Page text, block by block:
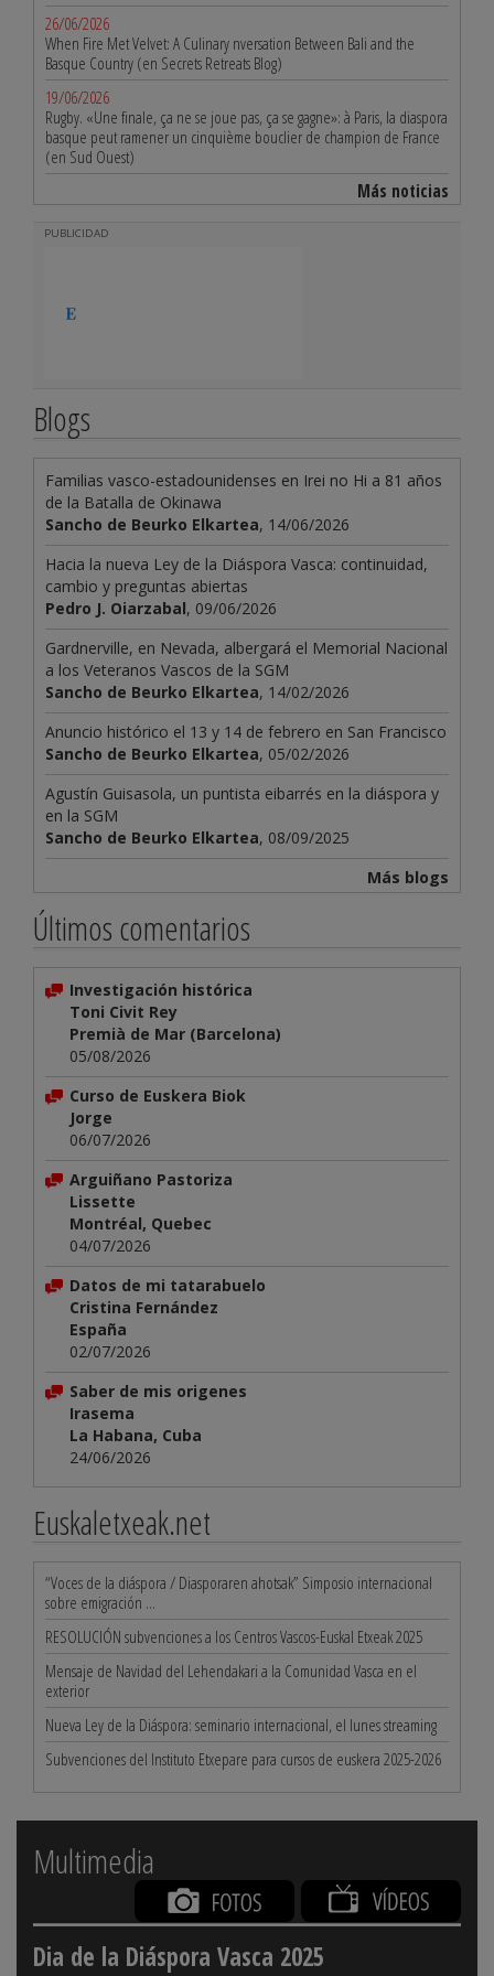
26/06/2026
When Fire Met Velvet: A Culinary nversation Between Bali and the
Basque Country (en Secrets Retreats Blog)
19/06/2026
Rugby. «Une finale, ça ne se joue pas, ça se gagne»: à Paris, la diaspora
basque peut ramener un cinquième bouclier de champion de France
(en Sud Ouest)
Más noticias
PUBLICIDAD
Blogs
Familias vasco-estadounidenses en Irei no Hi a 81 años
de la Batalla de Okinawa
Sancho de Beurko Elkartea, 14/06/2026
Hacia la nueva Ley de la Diáspora Vasca: continuidad,
cambio y preguntas abiertas
Pedro J. Oiarzabal, 09/06/2026
Gardnerville, en Nevada, albergará el Memorial Nacional
a los Veteranos Vascos de la SGM
Sancho de Beurko Elkartea, 14/02/2026
Anuncio histórico el 13 y 14 de febrero en San Francisco
Sancho de Beurko Elkartea, 05/02/2026
Agustín Guisasola, un puntista eibarrés en la diáspora y
en la SGM
Sancho de Beurko Elkartea, 08/09/2025
Más blogs
Últimos comentarios
Investigación histórica
Toni Civit Rey
Premià de Mar (Barcelona)
05/08/2026
Curso de Euskera Biok
Jorge
06/07/2026
Arguiñano Pastoriza
Lissette
Montréal, Quebec
04/07/2026
Datos de mi tatarabuelo
Cristina Fernández
España
02/07/2026
Saber de mis origenes
Irasema
La Habana, Cuba
24/06/2026
Euskaletxeak.net
“Voces de la diáspora / Diasporaren ahotsak” Simposio internacional
sobre emigración ...
RESOLUCIÓN subvenciones a los Centros Vascos-Euskal Etxeak 2025
Mensaje de Navidad del Lehendakari a la Comunidad Vasca en el
exterior
Nueva Ley de la Diáspora: seminario internacional, el lunes streaming
Subvenciones del Instituto Etxepare para cursos de euskera 2025-2026
Multimedia
Dia de la Diáspora Vasca 2025